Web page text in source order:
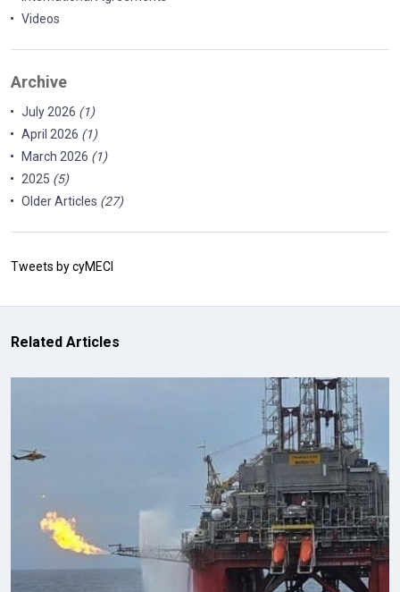
Videos
Archive
July 2026 (1)
April 2026 (1)
March 2026 (1)
2025 (5)
Older Articles (27)
Tweets by cyMECI
Related Articles